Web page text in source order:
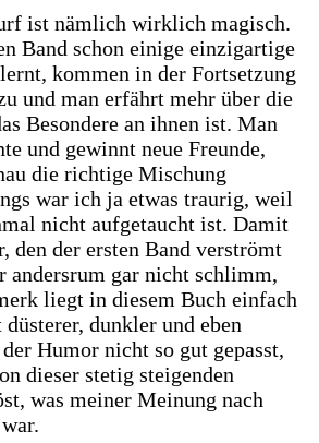
ist nämlich wirklich magisch.
Band schon einige einzigartige
kommen in der Fortsetzung
und man erfährt mehr über die
Besondere an ihnen ist. Man
und gewinnt neue Freunde,
die richtige Mischung
war ich ja etwas traurig, weil
nicht aufgetaucht ist. Damit
den der ersten Band verströmt
andersrum gar nicht schlimm,
liegt in diesem Buch einfach
dunkler und eben
Humor nicht so gut gepasst,
dieser stetig steigenden
was meiner Meinung nach